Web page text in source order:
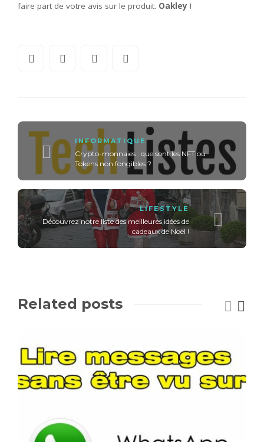
faire part de votre avis sur le produit. Oakley !
INFORMATIQUE
Crypto-monnaies : que sont les NFT ou
Tokens non fongibles ?
LIFESTYLE
Découvrez notre liste des meilleures idées de
cadeaux de Noël !
Related posts